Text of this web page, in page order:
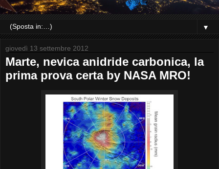
▼
giovedì 13 settembre 2012
Marte, nevica anidride carbonica, la
prima prova certa by NASA MRO!